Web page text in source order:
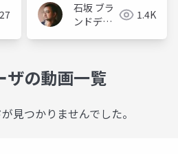
石坂 ブラ
ンドデザ
1.4K
ザの動画一覧
見つかりませんでした。